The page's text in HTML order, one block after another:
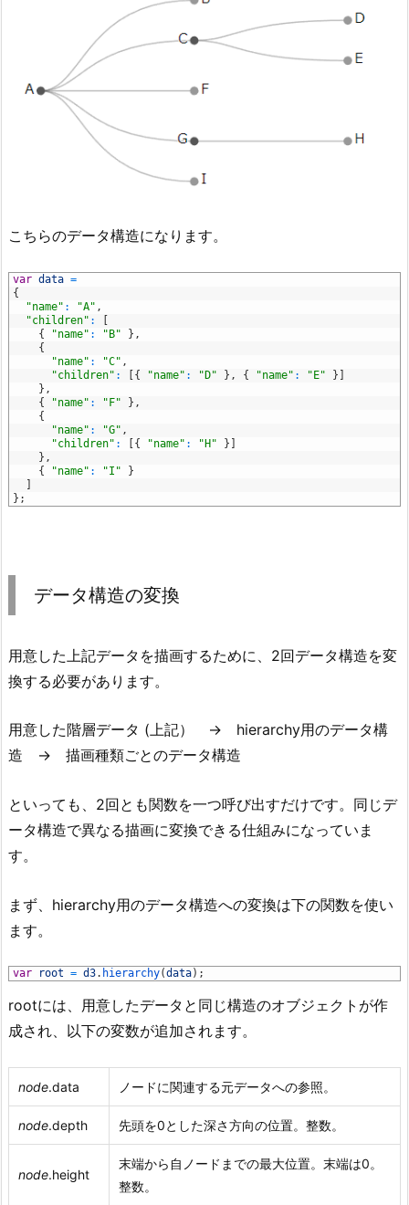
こちらのデータ構造になります。
var data =
{
"name" : "A" ,
"children" :
[
{
"name" : "B" } ,
{
"name" : "C" ,
"children" : [{ "name" : "D" } , { "name" : "E" } ]
} ,
{
"name" : "F" } ,
{
"name" : "G" ,
"children" : [{ "name" : "H" } ]
} ,
{
"name" : "I"
}
]
} ;
データ構造の変換
用意した上記データを描画するために、2回データ構造を変
換する必要があります。
用意した階層データ (上記） → hierarchy用のデータ構
造 → 描画種類ごとのデータ構造
といっても、2回とも関数を一つ呼び出すだけです。同じデ
ータ構造で異なる描画に変換できる仕組みになっていま
す。
まず、hierarchy用のデータ構造への変換は下の関数を使い
ます。
var root = d3. hierarchy(data) ;
rootには、用意したデータと同じ構造のオブジェクトが作
成され、以下の変数が追加されます。
node.data ノードに関連する元データへの参照。
node.depth 先頭を0とした深さ方向の位置。整数。
node.height
末端から自ノードまでの最大位置。末端は0。
整数。